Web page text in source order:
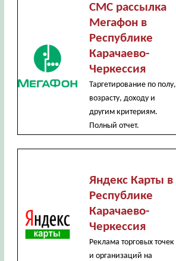
СМС рассылка
Мегафон в
Республике
Карачаево-
Черкессия
Таргетирование по полу,
возрасту, доходу и
другим критериям.
Полный отчет.
Яндекс Карты в
Республике
Карачаево-
Черкессия
Реклама торговых точек
и организаций на